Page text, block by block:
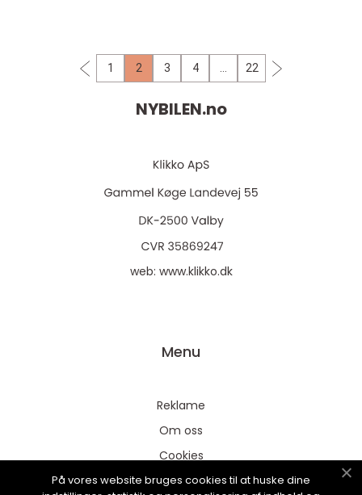
1 2 3 4 22
NYBILEN.no
web: www.klikko.dk
Menu
Reklame
Om oss
Cookies
Kontakt Oss
På vores website bruges cookies til at huske dine